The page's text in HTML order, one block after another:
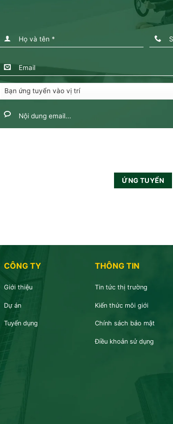
CÔNG TY
Giới thiệu
Dự án
Tuyển dụng
THÔNG TIN
Tin tức thị trường
Kiến thức môi giới
Chính sách bảo mật
Điều khoản sử dụng